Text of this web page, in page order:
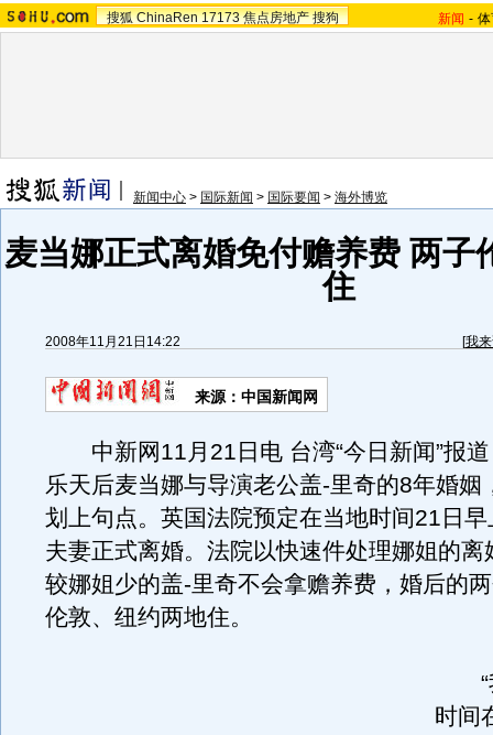
搜狐 ChinaRen 17173 焦点房地产 搜狗 新闻 -
新闻中心 > 国际新闻 > 国际要闻 > 海外博览
麦当娜正式离婚免付赡养费 两子
住
2008年11月21日14:22 [我
来源： 中国新闻网
中新网11月21日电 台湾“今日新闻”报道
乐天后麦当娜与导演老公盖-里奇的8年婚姻
划上句点。英国法院预定在当地时间21日
夫妻正式离婚。法院以快速件处理娜姐的离
较娜姐少的盖-里奇不会拿赡养费，婚后的
伦敦、纽约两地住。
“
时间